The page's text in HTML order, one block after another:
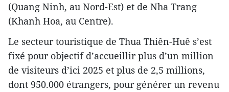
(Quang Ninh, au Nord-Est) et de Nha Trang
(Khanh Hoa, au Centre).
Le secteur touristique de Thua Thiên-Huê s’est
fixé pour objectif d’accueillir plus d’un million
de visiteurs d’ici 2025 et plus de 2,5 millions,
dont 950.000 étrangers, pour générer un revenu